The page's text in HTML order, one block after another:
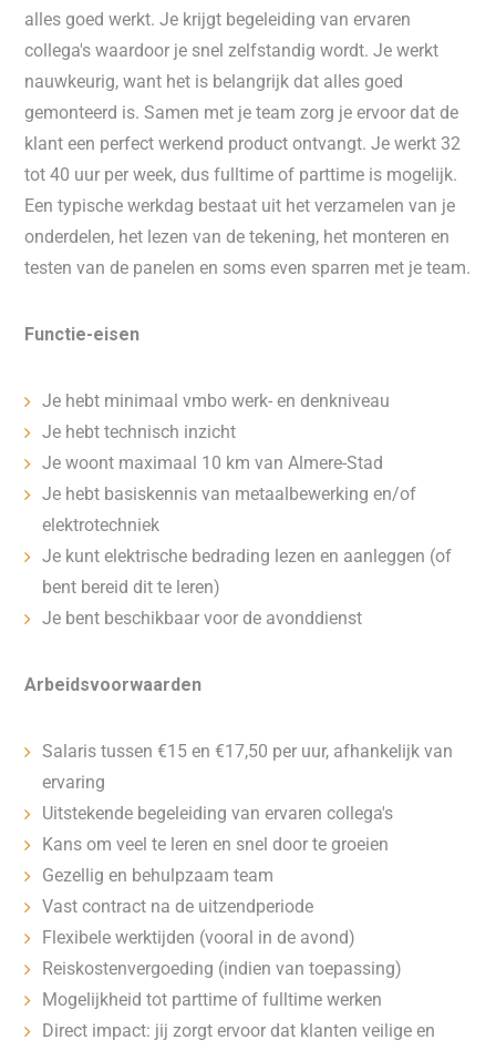
alles goed werkt. Je krijgt begeleiding van ervaren
collega's waardoor je snel zelfstandig wordt. Je werkt
nauwkeurig, want het is belangrijk dat alles goed
gemonteerd is. Samen met je team zorg je ervoor dat de
klant een perfect werkend product ontvangt. Je werkt 32
tot 40 uur per week, dus fulltime of parttime is mogelijk.
Een typische werkdag bestaat uit het verzamelen van je
onderdelen, het lezen van de tekening, het monteren en
testen van de panelen en soms even sparren met je team.
Functie-eisen
Je hebt minimaal vmbo werk- en denkniveau
Je hebt technisch inzicht
Je woont maximaal 10 km van Almere-Stad
Je hebt basiskennis van metaalbewerking en/of
elektrotechniek
Je kunt elektrische bedrading lezen en aanleggen (of
bent bereid dit te leren)
Je bent beschikbaar voor de avonddienst
Arbeidsvoorwaarden
Salaris tussen €15 en €17,50 per uur, afhankelijk van
ervaring
Uitstekende begeleiding van ervaren collega's
Kans om veel te leren en snel door te groeien
Gezellig en behulpzaam team
Vast contract na de uitzendperiode
Flexibele werktijden (vooral in de avond)
Reiskostenvergoeding (indien van toepassing)
Mogelijkheid tot parttime of fulltime werken
Direct impact: jij zorgt ervoor dat klanten veilige en